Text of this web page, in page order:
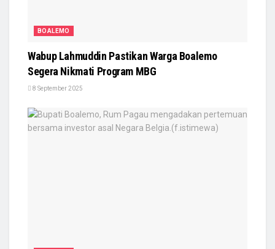
BOALEMO
Wabup Lahmuddin Pastikan Warga Boalemo
Segera Nikmati Program MBG
8 September 2025